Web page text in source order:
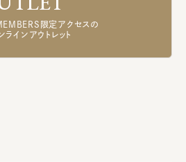
限定アクセスの
ラインアウトレット